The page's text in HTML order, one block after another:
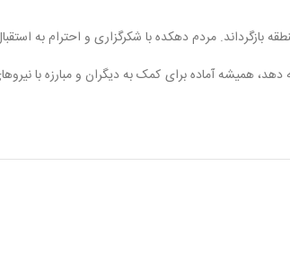
بازگرداند. مردم دهکده با شکرگزاری و احترام به
همیشه آماده برای کمک به دیگران و مبارزه با